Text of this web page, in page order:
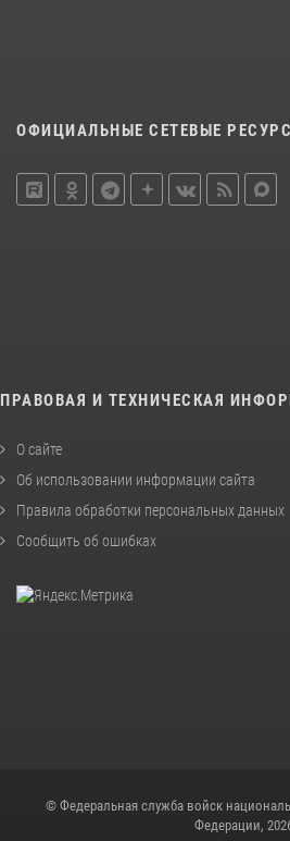
ОФИЦИАЛЬНЫЕ СЕТЕВЫЕ
ПРАВОВАЯ И ТЕХНИЧЕСКАЯ
О сайте
Об использовании информации сайта
Правила обработки персональных данных
Сообщить об ошибках
© Федеральная служба войск
Федерации,